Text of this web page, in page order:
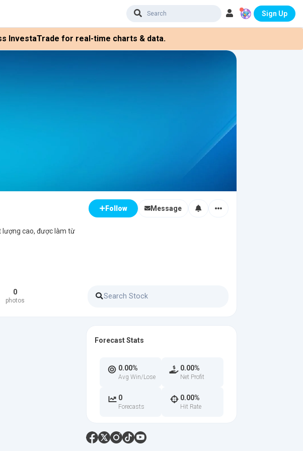
Sign Up
InvestaTrade for real-time charts & data.
lượng cao, được làm từ
Follow Message
0
photos
Forecast Stats
0.00%
Avg Win/Lose
0.00%
Net Profit
0
Forecasts
0.00%
Hit Rate